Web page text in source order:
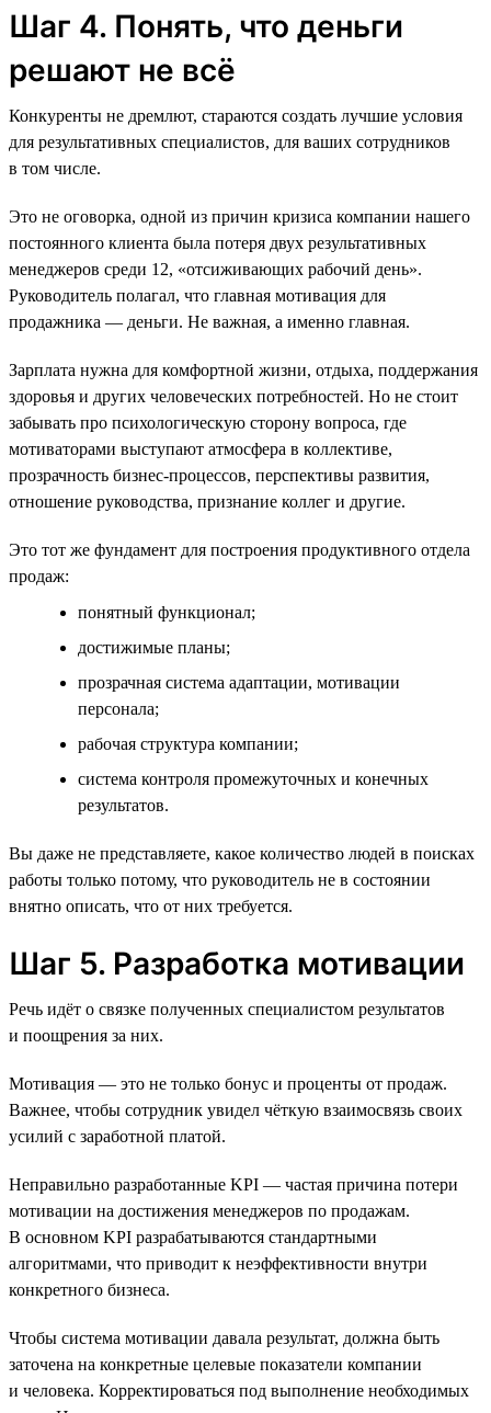
Шаг 4. Понять, что деньги
решают не всё
Конкуренты не дремлют, стараются создать лучшие условия
для результативных специалистов, для ваших сотрудников
в том числе.
Это не оговорка, одной из причин кризиса компании нашего
постоянного клиента была потеря двух результативных
менеджеров среди 12, «отсиживающих рабочий день».
Руководитель полагал, что главная мотивация для
продажника — деньги. Не важная, а именно главная.
Зарплата нужна для комфортной жизни, отдыха, поддержания
здоровья и других человеческих потребностей. Но не стоит
забывать про психологическую сторону вопроса, где
мотиваторами выступают атмосфера в коллективе,
прозрачность бизнес-процессов, перспективы развития,
отношение руководства, признание коллег и другие.
Это тот же фундамент для построения продуктивного отдела
продаж:
понятный функционал;
достижимые планы;
прозрачная система адаптации, мотивации
персонала;
рабочая структура компании;
система контроля промежуточных и конечных
результатов.
Вы даже не представляете, какое количество людей в поисках
работы только потому, что руководитель не в состоянии
внятно описать, что от них требуется.
Шаг 5. Разработка мотивации
Речь идёт о связке полученных специалистом результатов
и поощрения за них.
Мотивация — это не только бонус и проценты от продаж.
Важнее, чтобы сотрудник увидел чёткую взаимосвязь своих
усилий с заработной платой.
Неправильно разработанные KPI — частая причина потери
мотивации на достижения менеджеров по продажам.
В основном KPI разрабатываются стандартными
алгоритмами, что приводит к неэффективности внутри
конкретного бизнеса.
Чтобы система мотивации давала результат, должна быть
заточена на конкретные целевые показатели компании
и человека. Корректироваться под выполнение необходимых